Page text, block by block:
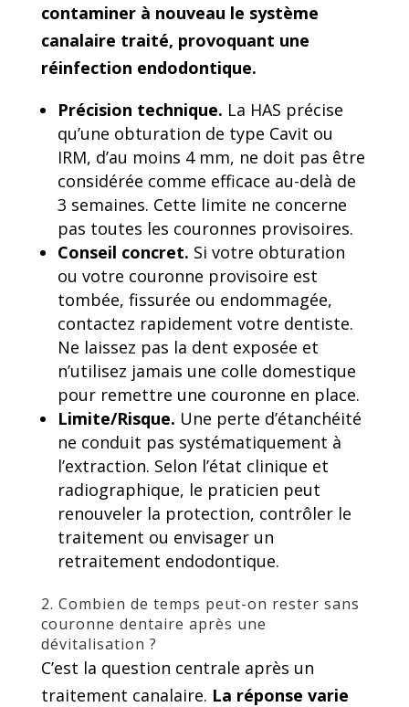
contaminer à nouveau le système
canalaire traité, provoquant une
réinfection endodontique.
Précision technique. La HAS précise
qu’une obturation de type Cavit ou
IRM, d’au moins 4 mm, ne doit pas être
considérée comme efficace au-delà de
3 semaines. Cette limite ne concerne
pas toutes les couronnes provisoires.
Conseil concret. Si votre obturation
ou votre couronne provisoire est
tombée, fissurée ou endommagée,
contactez rapidement votre dentiste.
Ne laissez pas la dent exposée et
n’utilisez jamais une colle domestique
pour remettre une couronne en place.
Limite/Risque. Une perte d’étanchéité
ne conduit pas systématiquement à
l’extraction. Selon l’état clinique et
radiographique, le praticien peut
renouveler la protection, contrôler le
traitement ou envisager un
retraitement endodontique.
2. Combien de temps peut-on rester sans
couronne dentaire après une
dévitalisation ?
C’est la question centrale après un
traitement canalaire. La réponse varie